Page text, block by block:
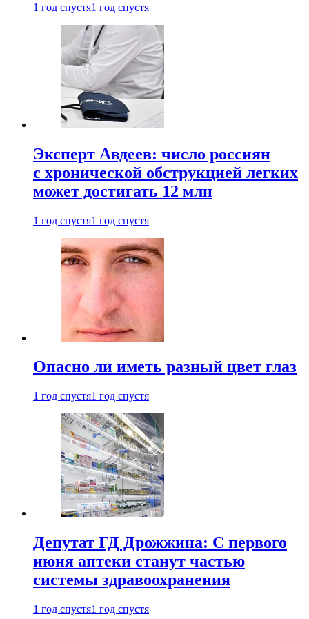
1 год спустя1 год спустя
Эксперт Авдеев: число россиян
с хронической обструкцией легких
может достигать 12 млн
1 год спустя1 год спустя
Опасно ли иметь разный цвет глаз
1 год спустя1 год спустя
Депутат ГД Дрожжина: С первого
июня аптеки станут частью
системы здравоохранения
1 год спустя1 год спустя